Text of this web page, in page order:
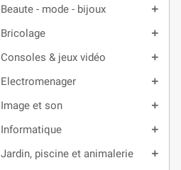
Beaute - mode - bijoux add
Bricolage add
Consoles & jeux vidéo add
Electromenager add
Image et son add
Informatique add
Jardin, piscine et animalerie add